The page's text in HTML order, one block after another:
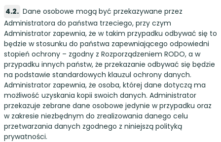
Dane osobowe mogą być przekazywane przez
Administratora do państwa trzeciego, przy czym
Administrator zapewnia, że w takim przypadku odbywać się to
będzie w stosunku do państwa zapewniającego odpowiedni
stopień ochrony – zgodny z Rozporządzeniem RODO, a w
przypadku innych państw, że przekazanie odbywać się będzie
na podstawie standardowych klauzul ochrony danych.
Administrator zapewnia, że osoba, której dane dotyczą ma
możliwość uzyskania kopii swoich danych. Administrator
przekazuje zebrane dane osobowe jedynie w przypadku oraz
w zakresie niezbędnym do zrealizowania danego celu
przetwarzania danych zgodnego z niniejszą polityką
prywatności.